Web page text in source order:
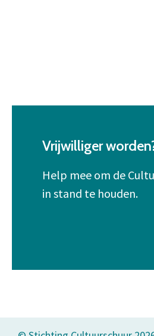
Vrijwilliger
Help mee om de
in stand te houden.